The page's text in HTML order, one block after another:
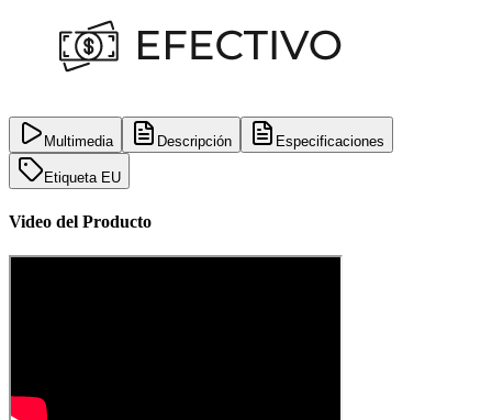
Multimedia Descripción Especificaciones
Etiqueta EU
Video del Producto